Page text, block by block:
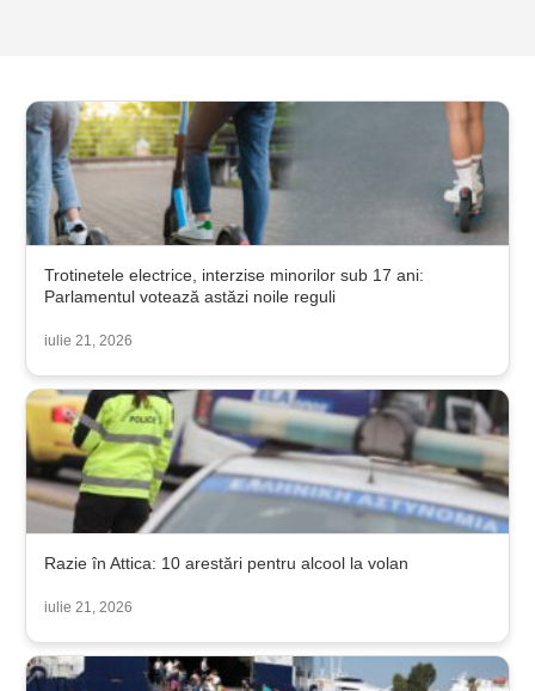
Trotinetele electrice, interzise minorilor sub 17 ani:
Parlamentul votează astăzi noile reguli
iulie 21, 2026
Razie în Attica: 10 arestări pentru alcool la volan
iulie 21, 2026